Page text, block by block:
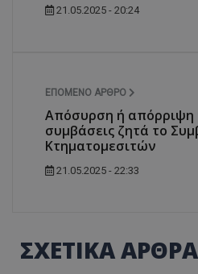
21.05.2025 - 20:24
ΕΠΌΜΕΝΟ ΆΡΘΡΟ
Απόσυρση ή απόρριψη
συμβάσεις ζητά το
Κτηματομεσιτών
21.05.2025 - 22:33
ΣΧΕΤΙΚΑ ΑΡΘΡΑ